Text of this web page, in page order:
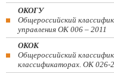
ОКОГУ
Общероссийский
управления ОК 006 – 2011
ОКОК
Общероссийский
классификаторах. ОК 026-